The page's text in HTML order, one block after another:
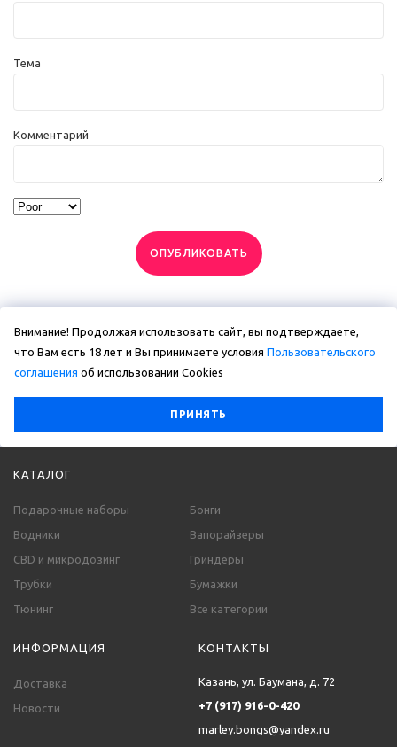
Тема
Комментарий
ОПУБЛИКОВАТЬ
Внимание! Продолжая использовать сайт, вы подтверждаете,
что Вам есть 18 лет и Вы принимаете условия Пользовательского
соглашения об использовании Сookies
ПРИНЯТЬ
КАТАЛОГ
Подарочные наборы
Бонги
Водники
Вапорайзеры
CBD и микродозинг
Гриндеры
Трубки
Бумажки
Тюнинг
Все категории
ИНФОРМАЦИЯ
Доставка
Новости
КОНТАКТЫ
Казань, ул. Баумана, д. 72
+7 (917) 916-0-420
marley.bongs@yandex.ru